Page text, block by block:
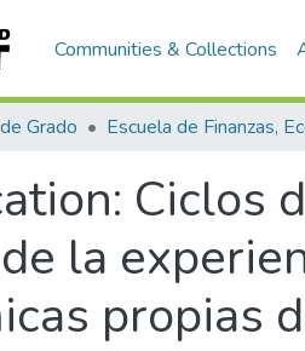
Communities & Collections
Grado
Ciclos
la
propias